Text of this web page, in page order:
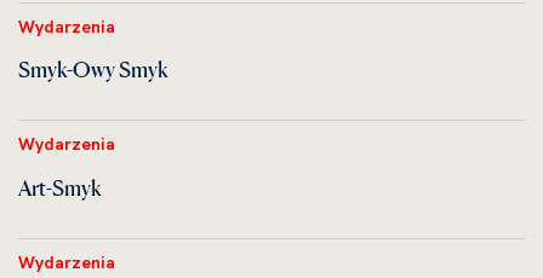
Wydarzenia
Smyk-Owy Smyk
Wydarzenia
Art-Smyk
Wydarzenia